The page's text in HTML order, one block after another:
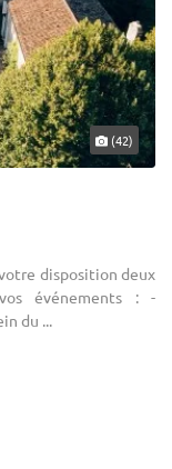
(42)
disposition deux
événements : -
du ...